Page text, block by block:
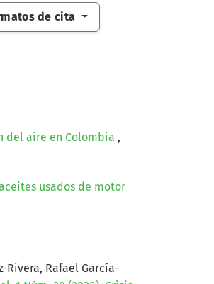
de cita
del aire en Colombia ,
usados de motor
Rivera, Rafael García-